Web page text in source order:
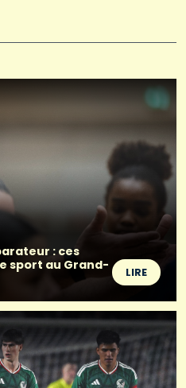
: ces
sport au Grand-
LIRE